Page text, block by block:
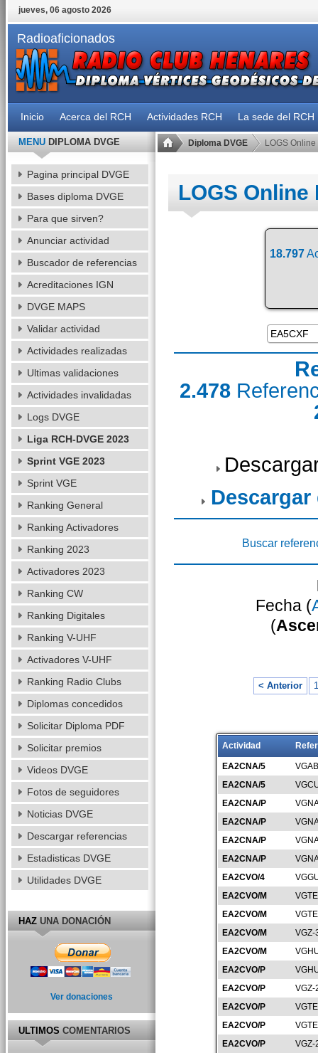
jueves, 06 agosto 2026
Radioaficionados
Inicio Acerca del RCH Actividades RCH La sede del RCH
Diploma DVGE LOGS Online
LOGS Online
18.797
2.478
Descargar
Buscar
Fecha (
(
< Anterior 1
Actividad
EA2CNA/5
EA2CNA/5
EA2CNA/P
EA2CNA/P
EA2CNA/P
EA2CNA/P
EA2CVO/4
EA2CVO/M
EA2CVO/M
EA2CVO/M
VGZ-
EA2CVO/M
EA2CVO/P
EA2CVO/P
VGZ-
EA2CVO/P
EA2CVO/P
EA2CVO/P
VGZ-
MENUDIPLOMA DVGE
Pagina principal DVGE
Bases diploma DVGE
Para que sirven?
Anunciar actividad
Buscador de referencias
Acreditaciones IGN
DVGE MAPS
Validar actividad
Actividades realizadas
Ultimas validaciones
Actividades invalidadas
Logs DVGE
Liga RCH-DVGE 2023
Sprint VGE 2023
Sprint VGE
Ranking General
Ranking Activadores
Ranking 2023
Activadores 2023
Ranking CW
Ranking Digitales
Ranking V-UHF
Activadores V-UHF
Ranking Radio Clubs
Diplomas concedidos
Solicitar Diploma PDF
Solicitar premios
Videos DVGE
Fotos de seguidores
Noticias DVGE
Descargar referencias
Estadisticas DVGE
Utilidades DVGE
HAZUNA DONACIÓN
Ver donaciones
ULTIMOSCOMENTARIOS